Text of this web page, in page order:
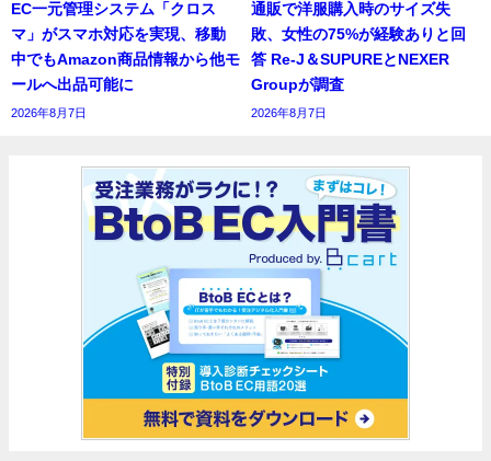
EC一元管理システム「クロス
マ」がスマホ対応を実現、移動
中でもAmazon商品情報から他モ
ールへ出品可能に
2026年8月7日
通販で洋服購入時のサイズ失
敗、女性の75%が経験ありと回
答 Re-J＆SUPUREとNEXER
Groupが調査
2026年8月7日